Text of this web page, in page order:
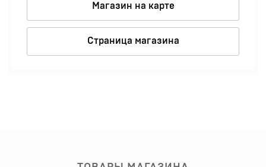
Магазин на карте
Страница магазина